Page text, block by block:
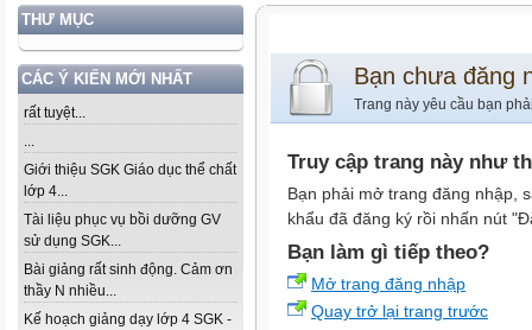
THƯ MỤC
CÁC Ý KIẾN MỚI NHẤT
rất tuyệt...
...
Giới thiệu SGK Giáo dục thể chất
lớp 4...
Tài liệu phục vụ bồi dưỡng GV
sử dụng SGK...
Bài giảng rất sinh động. Cảm ơn
thầy N nhiều...
Kế hoạch giảng dạy lớp 4 SGK -
Bạn chưa đăng
Trang này yêu cầu bạn
Truy cập trang này như
Bạn phải mở trang đăng nhập,
khẩu đã đăng ký rồi nhấn nút
Bạn làm gì tiếp theo?
Mở trang đăng nhập
Quay trở lại trang trước